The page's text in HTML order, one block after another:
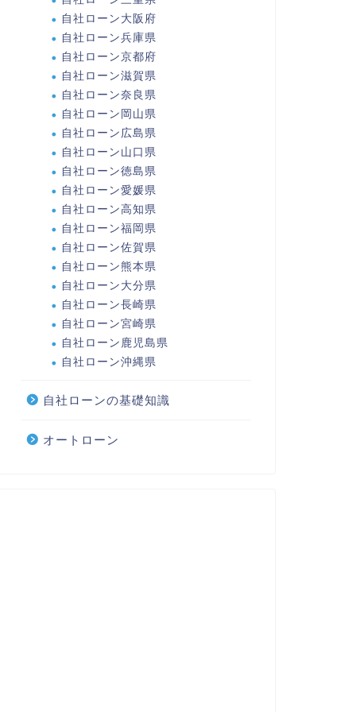
自社ローン大阪府
自社ローン兵庫県
自社ローン京都府
自社ローン滋賀県
自社ローン奈良県
自社ローン岡山県
自社ローン広島県
自社ローン山口県
自社ローン徳島県
自社ローン愛媛県
自社ローン高知県
自社ローン福岡県
自社ローン佐賀県
自社ローン熊本県
自社ローン大分県
自社ローン長崎県
自社ローン宮崎県
自社ローン鹿児島県
自社ローン沖縄県
自社ローンの基礎知識
オートローン